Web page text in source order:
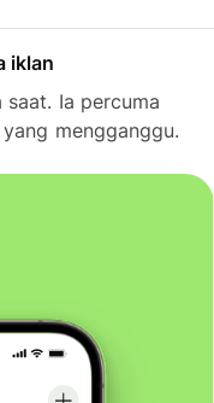
iklan
Ia percuma
mengganggu.